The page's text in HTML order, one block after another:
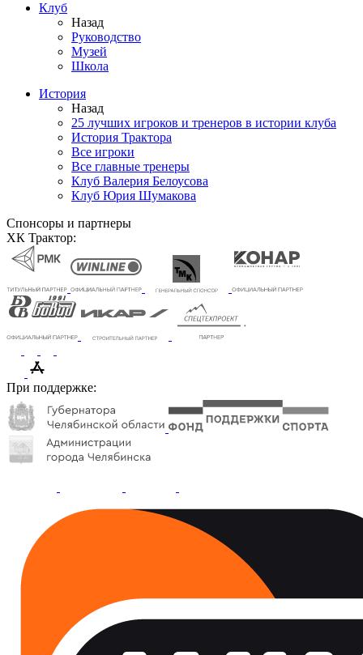
Клуб
Назад
Руководство
Музей
Школа
История
Назад
25 лучших игроков и тренеров в истории клуба
История Трактора
Все игроки
Все главные тренеры
Клуб Валерия Белоусова
Клуб Юрия Шумакова
Спонсоры и партнеры
ХК Трактор:
При поддержке: